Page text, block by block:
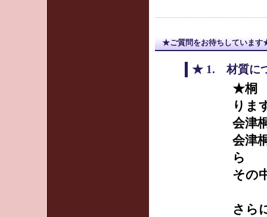
★ご質問をお待ちしていま
★ 1. 材質に
★桐
りま
会津
会津
ら
その
さ